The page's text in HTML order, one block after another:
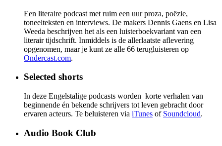
Een literaire podcast met ruim een uur proza, poëzie,
toneelteksten en interviews. De makers Dennis Gaens en Lisa
Weeda beschrijven het als een luisterboekvariant van een
literair tijdschrift. Inmiddels is de allerlaatste aflevering
opgenomen, maar je kunt ze alle 66 terugluisteren op
Ondercast.com.
Selected shorts
In deze Engelstalige podcasts worden korte verhalen van
beginnende én bekende schrijvers tot leven gebracht door
ervaren acteurs. Te beluisteren via iTunes of Soundcloud.
Audio Book Club